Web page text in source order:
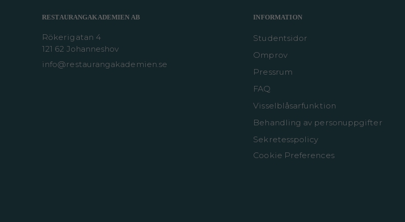
RESTAURANGAKADEMIEN AB
Rökerigatan 4
121 62 Johanneshov
info@restaurangakademien.se
INFORMATION
Studentsidor
Omprov
Pressrum
FAQ
Visselblåsarfunktion
Behandling av personuppgifter
Sekretesspolicy
Cookie Preferences